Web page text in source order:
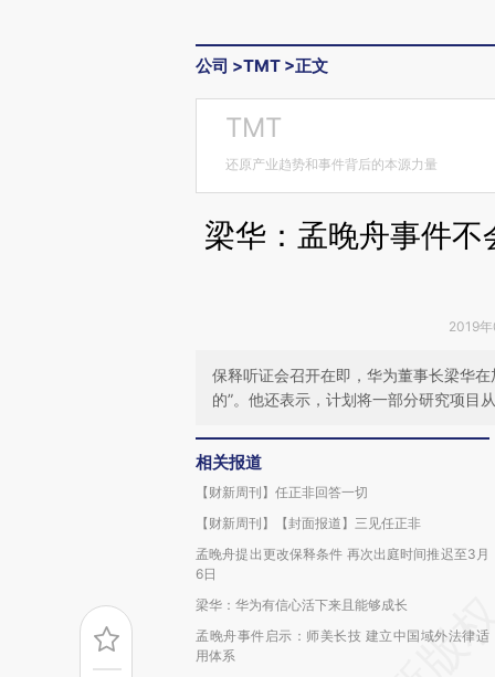
公司 >TMT >正文
TMT
还原产业趋势和事件背后的本源力量
梁华：孟晚舟事件
2019
保释听证会召开在即，华为董事长梁华
的”。他还表示，计划将一部分研究项目
相关报道
【财新周刊】任正非回答一切
【财新周刊】【封面报道】三见任正非
孟晚舟提出更改保释条件 再次出庭时间推迟至3月
6日
梁华：华为有信心活下来且能够成长
孟晚舟事件启示：师美长技 建立中国域外法律适
用体系